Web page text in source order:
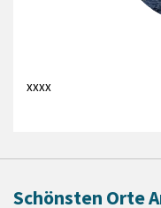
xxxx
Schönsten Orte